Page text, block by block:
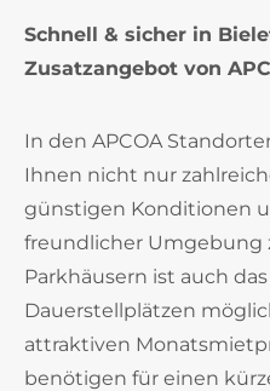
Schnell & sicher in
Zusatzangebot von
In den APCOA
Ihnen nicht nur
günstigen Konditionen
freundlicher Umgebung
Parkhäusern ist auch
Dauerstellplätzen
attraktiven
benötigen für einen